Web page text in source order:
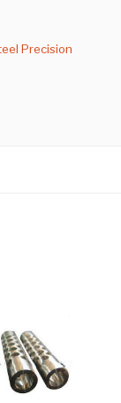
Precision